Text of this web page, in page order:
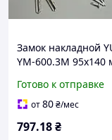
Замок накладной
YM-600.3М 95х140
ключ для входных
металлических,
гаража
Готово к отправке
от80₴/мес
797.18₴